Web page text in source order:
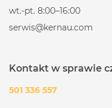
wt.-pt. 8:00–16:00
serwis@kernau.com
Kontakt w sprawie
501 336 557